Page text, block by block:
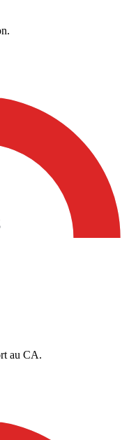
au CA.